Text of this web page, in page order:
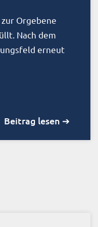
Orgebene
Nach dem
erneut
Beitrag lesen ➔